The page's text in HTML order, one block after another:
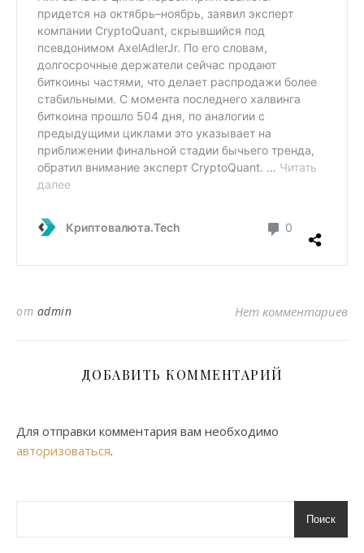
от admin Нет комментариев
ДОБАВИТЬ КОММЕНТАРИЙ
Для отправки комментария вам необходимо
авторизоваться.
Поиск